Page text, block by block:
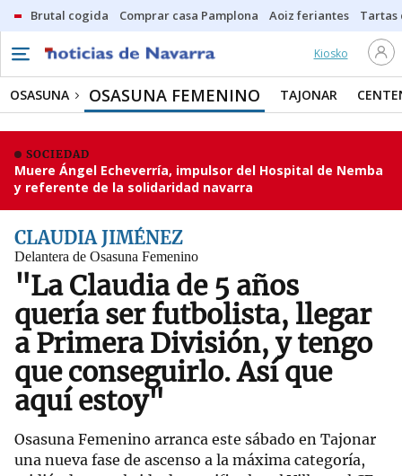
Brutal cogida Comprar casa Pamplona Aoiz feriantes Tartas
Kiosko
OSASUNA OSASUNA FEMENINO TAJONAR
SOCIEDAD
Muere Ángel Echeverría, impulsor del Hospital de Nemba
y referente de la solidaridad navarra
CLAUDIA JIMÉNEZ
Delantera de Osasuna Femenino
"La Claudia de 5 años
quería ser futbolista, llegar
a Primera División, y tengo
que conseguirlo. Así que
aquí estoy"
Osasuna Femenino arranca este sábado en Tajonar
una nueva fase de ascenso a la máxima categoría,